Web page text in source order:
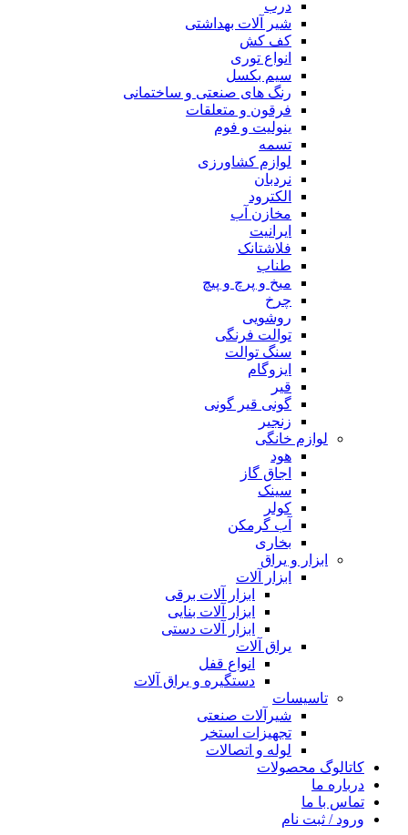
درب
شیر آلات بهداشتی
کف کش
انواع توری
سیم بکسل
رنگ های صنعتی و ساختمانی
فرقون و متعلقات
ینولیت و فوم
تسمه
لوازم کشاورزی
نردبان
الکترود
مخازن آب
ایرانیت
فلاشتانک
طناب
میخ و پرچ و پیچ
چرخ
روشویی
توالت فرنگی
سنگ توالت
ایزوگام
قیر
گونی قیر گونی
زنجیر
لوازم خانگی
هود
اجاق گاز
سینک
کولر
آب گرمکن
بخاری
ابزار و یراق
ابزار آلات
ابزار آلات برقی
ابزار آلات بنایی
ابزار آلات دستی
یراق آلات
انواع قفل
دستگیره و یراق آلات
تاسیسات
شیرآلات صنعتی
تجهیزات استخر
لوله و اتصالات
کاتالوگ محصولات
درباره ما
تماس با ما
ورود / ثبت نام